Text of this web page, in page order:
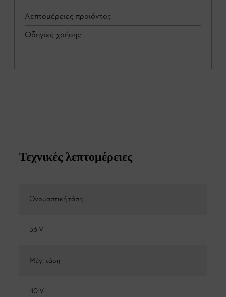
Λεπτομέρειες προϊόντος
Οδηγίες χρήσης
Τεχνικές λεπτομέρειες
Ονομαστική τάση
36 V
Μέγ. τάση
40 V